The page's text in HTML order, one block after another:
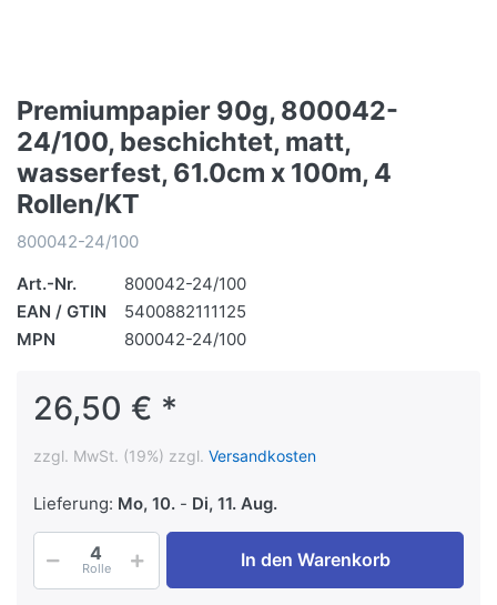
Premiumpapier 90g, 800042-
24/100, beschichtet, matt,
wasserfest, 61.0cm x 100m, 4
Rollen/KT
800042-24/100
Art.-Nr.
800042-24/100
EAN / GTIN
5400882111125
MPN
800042-24/100
26,50 € *
zzgl. MwSt. (19%) zzgl. Versandkosten
Lieferung: Mo, 10. - Di, 11. Aug.
Rolle In den Warenkorb